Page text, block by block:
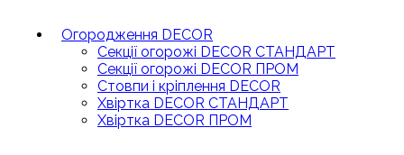
Огородження DECOR
Секції огорожі DECOR СТАНДАРТ
Секції огорожі DECOR ПРОМ
Стовпи і кріплення DECOR
Хвіртка DECOR СТАНДАРТ
Хвіртка DECOR ПРОМ